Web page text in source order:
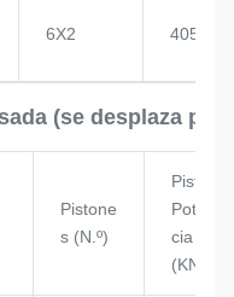
6X2 405
(se desplaza por
Pistone
s (N.º)
Pistón
Poten
cia
(KN)